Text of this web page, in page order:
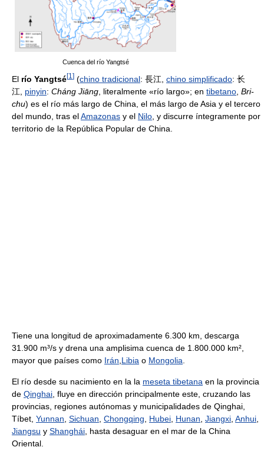
Cuenca del río Yangtsé
El río Yangtsé[1 ] (chino tradicional: 長江, chino simplificado: 长
江, pinyin: Cháng Jiāng , literalmente «río largo»; en tibetano Bri-
chu) es el río más largo de China, el más largo de Asia y el tercero
del mundo, tras elAmazonas y el Nilo , y discurre íntegramente por
territorio de la República Popular de China.
Tiene una longitud de aproximadamente 6.300 km, descarga
31.900 m³/s y drena una amplisima cuenca de 1.800.000 km²,
mayor que países como Irán Libia o Mongolia
El río desde su nacimiento en la la meseta tibetana en la provincia
de Qinghai , fluye en dirección principalmente este, cruzando las
provincias, regiones autónomas y municipalidades de Qinghai,
Tíbet, Yunnan Sichuan Chongqing Hubei Hunan Jiangxi Anhui
Jiangsu y Shanghái , hasta desaguar en el mar de la China
Oriental.